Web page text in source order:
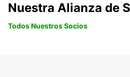
Nuestra Alianza de
Todos Nuestros Socios